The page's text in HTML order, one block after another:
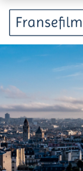
Animatie
Documentaire
Drama
Fantasy
Horror